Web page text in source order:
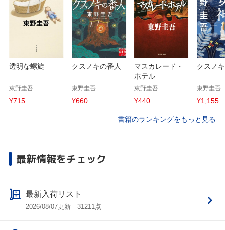
透明な螺旋
東野圭吾
¥715
クスノキの番人
東野圭吾
¥660
マスカレード・
ホテル
東野圭吾
¥440
クスノ
東野圭吾
¥1,155
書籍のランキングをもっと見る
最新情報をチェック
最新入荷リスト
2026/08/07更新 31211点